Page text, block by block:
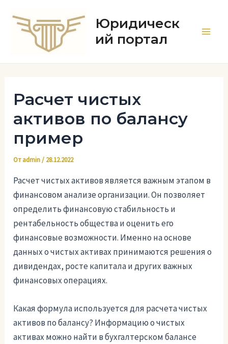
содержимому
Юридическ
ий портал
Расчет чистых
активов по балансу
пример
Отadmin/ 28.12.2022
Расчет чистых активов является важным этапом в
финансовом анализе организации. Он позволяет
определить финансовую стабильность и
рентабельность общества и оценить его
финансовые возможности. Именно на основе
данных о чистых активах принимаются решения о
дивидендах, росте капитала и других важных
финансовых операциях.
Какая формула используется для расчета чистых
активов по балансу? Информацию о чистых
активах можно найти в бухгалтерском балансе